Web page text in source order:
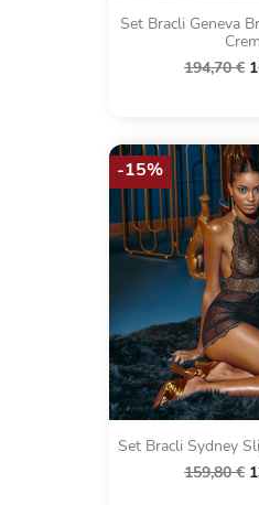
Set Bracli Geneva
194,70 €
Set Bracli Sydney
159,80 €
-15%